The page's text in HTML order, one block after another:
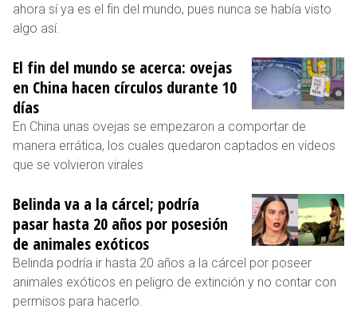
ahora sí ya es el fin del mundo, pues nunca se había visto
algo así.
El fin del mundo se acerca: ovejas
en China hacen círculos durante 10
días
En China unas ovejas se empezaron a comportar de
manera errática, los cuales quedaron captados en videos
que se volvieron virales
Belinda va a la cárcel; podría
pasar hasta 20 años por posesión
de animales exóticos
Belinda podría ir hasta 20 años a la cárcel por poseer
animales exóticos en peligro de extinción y no contar con
permisos para hacerlo.